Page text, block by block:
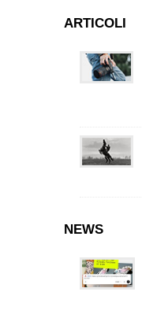
ARTICOLI
NEWS